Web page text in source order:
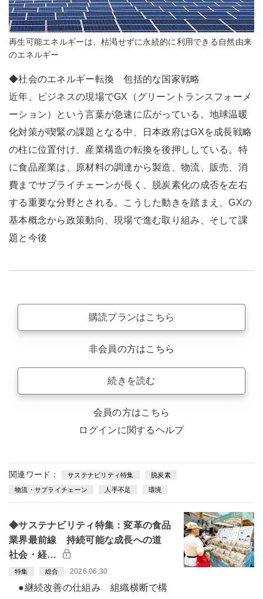
再生可能エネルギーは、枯渇せずに永続的に利用できる自然由来
のエネルギー
◆社会のエネルギー転換 包括的な国家戦略
近年、ビジネスの現場でGX（グリーントランスフォーメ
ーション）という言葉が急速に広がっている。地球温暖
化対策が喫緊の課題となる中、日本政府はGXを成長戦略
の柱に位置付け、産業構造の転換を後押ししている。特
に食品産業は、原材料の調達から製造、物流、販売、消
費までサプライチェーンが長く、脱炭素化の成否を左右
する重要な分野とされる。こうした動きを踏まえ、GXの
基本概念から政策動向、現場で進む取り組み、そして課
題と今後
購読プランはこちら
非会員の方はこちら
続きを読む
会員の方はこちら
ログインに関するヘルプ
関連ワード： サステナビリティ特集 脱炭素
物流・サプライチェーン 人手不足 環境
◆サステナビリティ特集：変革の食品
業界最前線 持続可能な成長への道
社会・経…
特集 総合 2026.06.30
●継続改善の仕組み 組織横断で構